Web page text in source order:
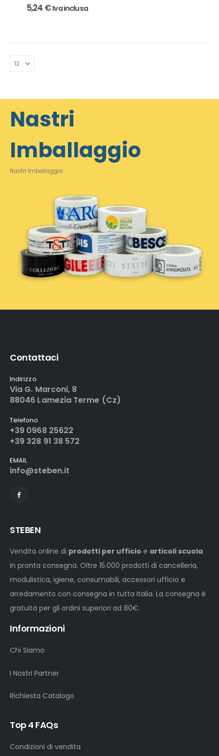
5,24 € Iva inclusa
Nastri
Imballaggio
Nastri Imballaggio
Contattaci
Indirizzo
Via G. Marconi, 8
88046 Lamezia Terme (Cz)
Telefono
+39 0968 25622
+39 328 91 38 572
EMAIL
info@steben.it
STEBEN
Vendita online di prodotti per ufficio e articoli scuola
in pronta consegna. Oltre 15.000 prodotti di cancelleria,
modulistica, igiene, consumabili, accessori ufficio e
arredamento con consegna in tutta Italia. La consegna è
gratuita per gli ordini superiori ad 80€.
Informazioni
Chi Siamo
I Nostri Partner
Richiesta Catalogo
Top 4 FAQs
Condizioni di vendita